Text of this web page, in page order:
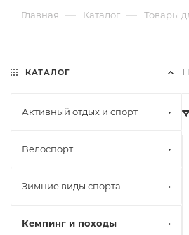
Главная — Каталог — Товары
КАТАЛОГ
Активный отдых и спорт
Велоспорт
Зимние виды спорта
Кемпинг и походы